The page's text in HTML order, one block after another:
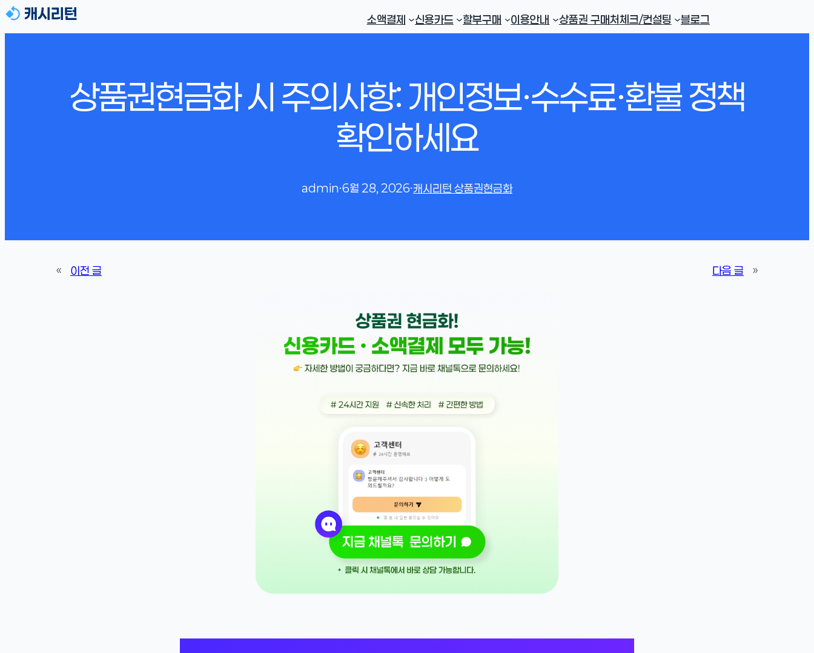
소액결제 신용카드 할부구매 이용안내 상품권 구매처체크/컨설팅 블로그
상품권현금화 시 주의사항: 개인정보·수수료·환불 정책
확인하세요
admin·6월 28, 2026·캐시리턴 상품권현금화
« 이전 글 다음 글 »